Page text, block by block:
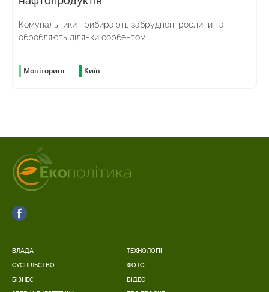
Комунальники прибирають забруднені рослини та
обробляють ділянки сорбентом
Моніторинг Київ
ВЛАДА
СУСПІЛЬСТВО
БІЗНЕС
ТЕХНОЛОГІЇ
ФОТО
ВІДЕО